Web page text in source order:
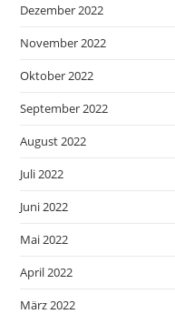
Dezember 2022
November 2022
Oktober 2022
September 2022
August 2022
Juli 2022
Juni 2022
Mai 2022
April 2022
März 2022